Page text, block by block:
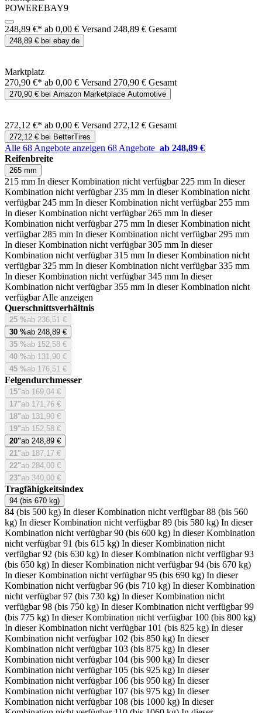
POWEREBAY9
248,89 €* ab 0,00 € Versand 248,89 € Gesamt
248,89 € bei ebay.de
Marktplatz
270,90 €* ab 0,00 € Versand 270,90 € Gesamt
270,90 € bei Amazon Marketplace Automotive
272,12 €* ab 0,00 € Versand 272,12 € Gesamt
272,12 € bei BetterTires
Alle 68 Angebote anzeigen 68 Angebote ab 248,89 €
Reifenbreite
265 mm
215 mm In dieser Kombination nicht verfügbar 225 mm In dieser
Kombination nicht verfügbar 235 mm In dieser Kombination nicht
verfügbar 245 mm In dieser Kombination nicht verfügbar 255 mm
In dieser Kombination nicht verfügbar 265 mm In dieser
Kombination nicht verfügbar 275 mm In dieser Kombination nicht
verfügbar 285 mm In dieser Kombination nicht verfügbar 295 mm
In dieser Kombination nicht verfügbar 305 mm In dieser
Kombination nicht verfügbar 315 mm In dieser Kombination nicht
verfügbar 325 mm In dieser Kombination nicht verfügbar 335 mm
In dieser Kombination nicht verfügbar 345 mm In dieser
Kombination nicht verfügbar 355 mm In dieser Kombination nicht
verfügbar Alle anzeigen
Querschnittsverhältnis
25 %ab 236,51 €
30 %ab 248,89 €
35 %ab 152,58 €
40 %ab 131,90 €
45 %ab 176,51 €
Felgendurchmesser
15"ab 169,04 €
17"ab 171,76 €
18"ab 131,90 €
19"ab 152,58 €
20"ab 248,89 €
21"ab 187,17 €
22"ab 284,00 €
23"ab 340,00 €
Tragfähigkeitsindex
94 (bis 670 kg)
84 (bis 500 kg) In dieser Kombination nicht verfügbar 88 (bis 560
kg) In dieser Kombination nicht verfügbar 89 (bis 580 kg) In dieser
Kombination nicht verfügbar 90 (bis 600 kg) In dieser Kombination
nicht verfügbar 91 (bis 615 kg) In dieser Kombination nicht
verfügbar 92 (bis 630 kg) In dieser Kombination nicht verfügbar 93
(bis 650 kg) In dieser Kombination nicht verfügbar 94 (bis 670 kg)
In dieser Kombination nicht verfügbar 95 (bis 690 kg) In dieser
Kombination nicht verfügbar 96 (bis 710 kg) In dieser Kombination
nicht verfügbar 97 (bis 730 kg) In dieser Kombination nicht
verfügbar 98 (bis 750 kg) In dieser Kombination nicht verfügbar 99
(bis 775 kg) In dieser Kombination nicht verfügbar 100 (bis 800 kg)
In dieser Kombination nicht verfügbar 101 (bis 825 kg) In dieser
Kombination nicht verfügbar 102 (bis 850 kg) In dieser
Kombination nicht verfügbar 103 (bis 875 kg) In dieser
Kombination nicht verfügbar 104 (bis 900 kg) In dieser
Kombination nicht verfügbar 105 (bis 925 kg) In dieser
Kombination nicht verfügbar 106 (bis 950 kg) In dieser
Kombination nicht verfügbar 107 (bis 975 kg) In dieser
Kombination nicht verfügbar 108 (bis 1000 kg) In dieser